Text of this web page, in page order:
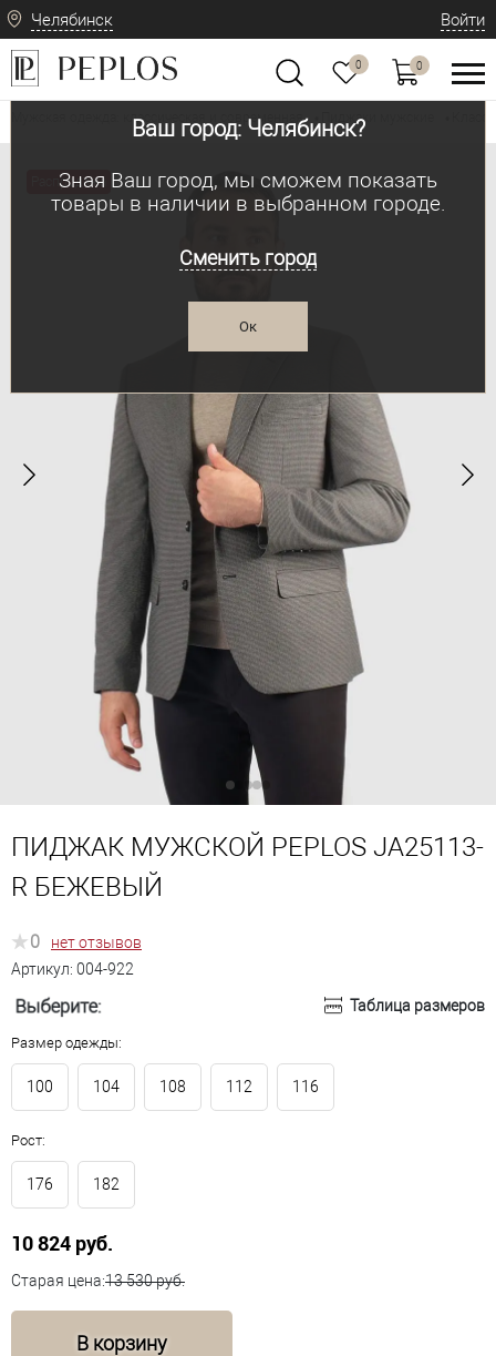
Челябинск
Ваш город: Челябинск?
Зная Ваш город, мы сможем показать
товары в наличии в выбранном городе.
Сменить город
Ок
Войти
0 0
Мужская одежда: классическая и современная Пиджаки мужские
Распродажа
ПИДЖАК МУЖСКОЙ PEPLOS JA25113-
R БЕЖЕВЫЙ
0
нет отзывов
Артикул: 004-922
Выберите: Таблица размеров
Размер одежды:
100 104 108 112 116
Рост:
176 182
10 824 руб.
Старая цена:13 530 руб.
В корзину